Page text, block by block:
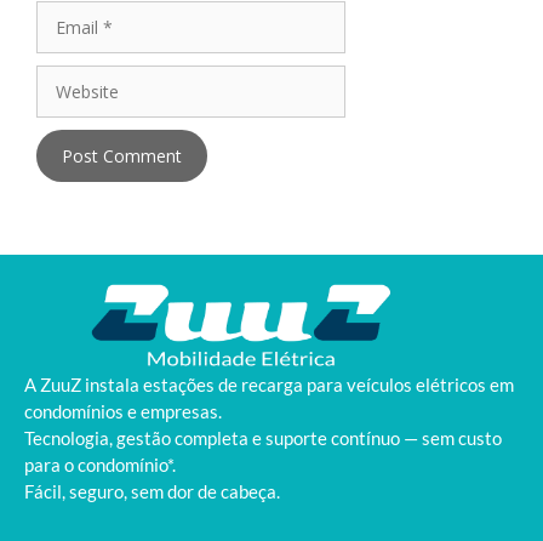
A ZuuZ instala estações de recarga para veículos elétricos em
condomínios e empresas.
Tecnologia, gestão completa e suporte contínuo — sem custo
para o condomínio*.
Fácil, seguro, sem dor de cabeça.